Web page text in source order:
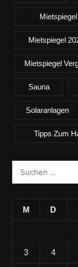
Mietspiegel
Mietspiegel
Mietspiegel
Sauna
Solaranlagen
Tipps Zum
M D
3 4